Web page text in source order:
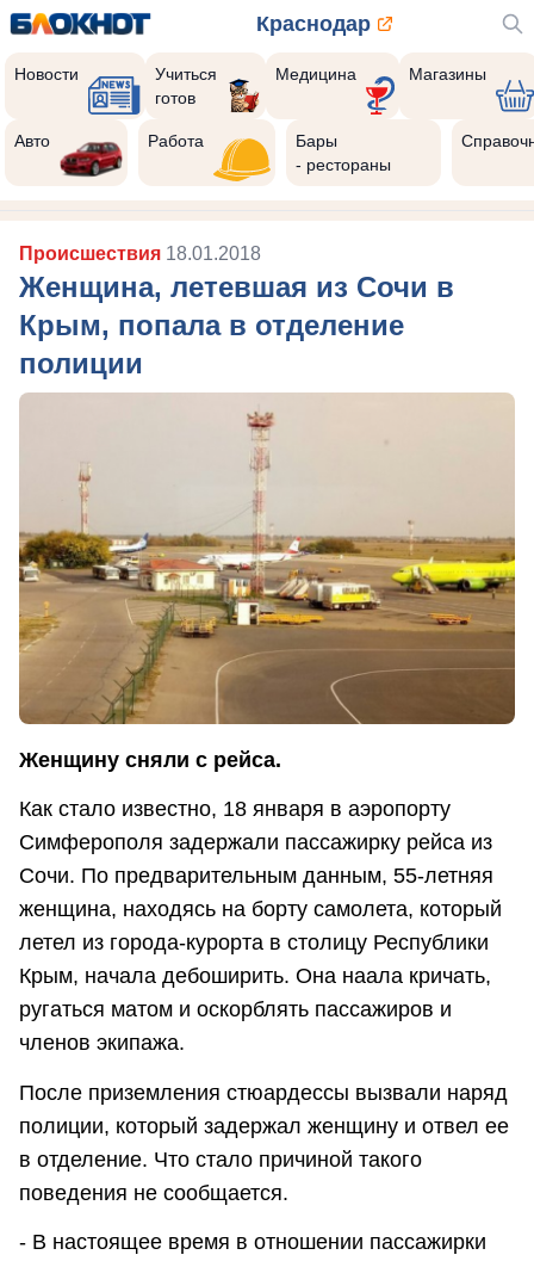
Краснодар
Новости
Учиться
готов
Медицина Магазины
Авто Работа
Бары
- рестораны
Происшествия 18.01.2018
Женщина, летевшая из Сочи в
Крым, попала в отделение
полиции
Женщину сняли с рейса.
Как стало известно, 18 января в аэропорту
Симферополя задержали пассажирку рейса из
Сочи. По предварительным данным, 55-летняя
женщина, находясь на борту самолета, который
летел из города-курорта в столицу Республики
Крым, начала дебоширить. Она наала кричать,
ругаться матом и оскорблять пассажиров и
членов экипажа.
После приземления стюардессы вызвали наряд
полиции, который задержал женщину и отвел ее
в отделение. Что стало причиной такого
поведения не сообщается.
- В настоящее время в отношении пассажирки